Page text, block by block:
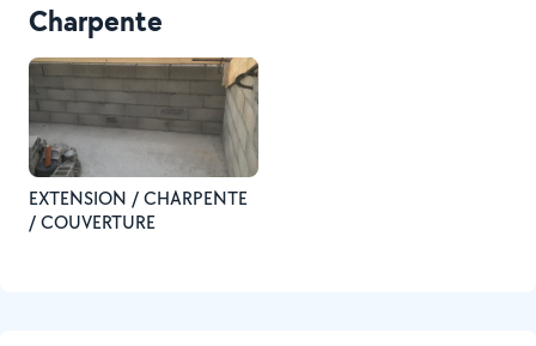
Charpente
EXTENSION / CHARPENTE
/ COUVERTURE